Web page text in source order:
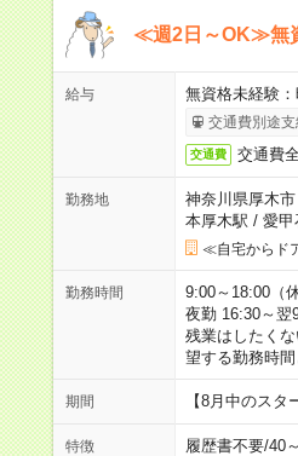
≪週2日～OK≫無
給与 無資格未経験
交通費別途支
交通費 交通費
勤務地
神奈川県厚木市
本厚木駅 / 愛甲
≪自宅からド
勤務時間
9:00～18:00（
夜勤 16:30～翌
残業はしたく
望する勤務時
期間 【8月中のス
特徴 履歴書不要/40